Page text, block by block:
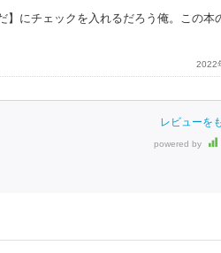
】にチェックを入れるだろう俺。この本
2022
レビューを
powered by